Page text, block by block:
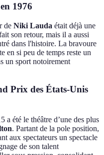
en 1976
de Niki Lauda était déjà une
son retour, mais il a aussi
dans l'histoire. La bravoure
en si peu de temps reste un
un sport notoirement
Prix des États-Unis
a été le théâtre d’une des plus
. Partant de la pole position,
aux spectateurs un spectacle
de son talent